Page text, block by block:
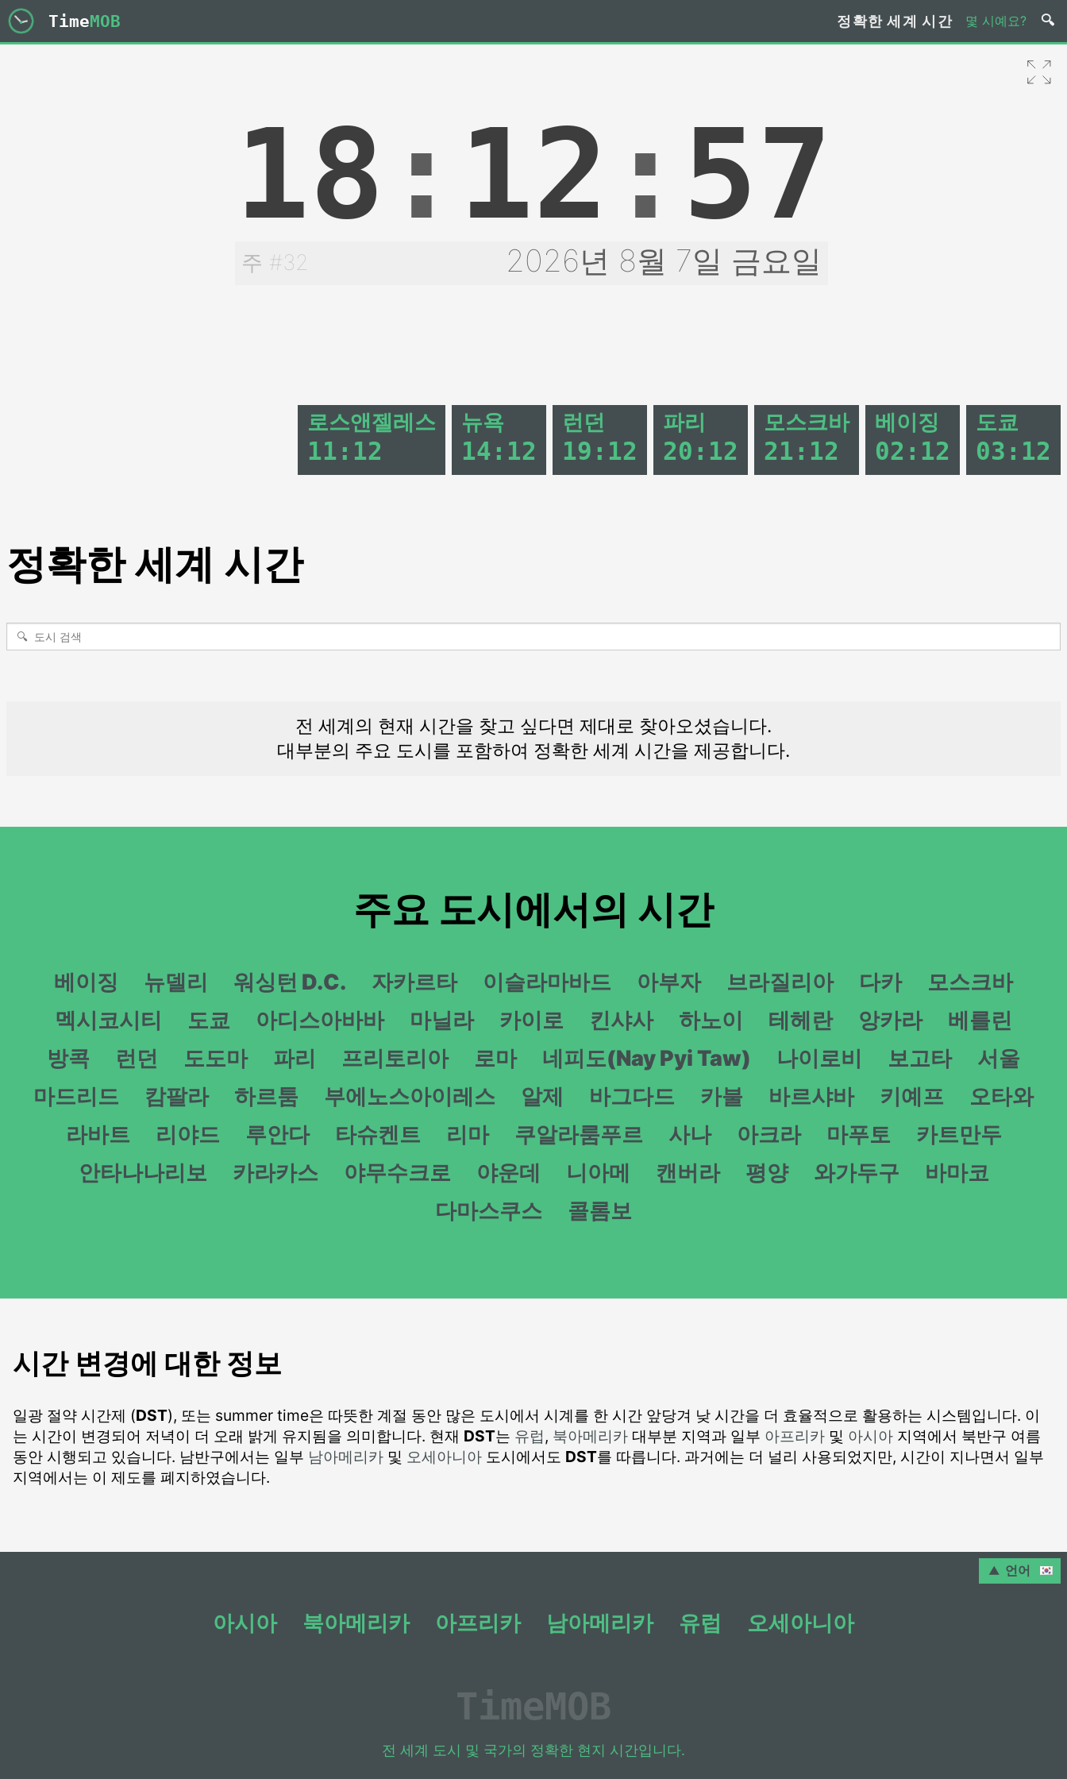
TimeMOB 정확한 세계 시간 몇 시예요?
18 : 12 : 58
주 #32 2026년 8월 7일 금요일
도쿄
03 : 12
베이징
02 : 12
모스크바
21 : 12
파리
20 : 12
런던
19 : 12
뉴욕
14 : 12
로스앤젤레스
11 : 12
정확한 세계 시간
전 세계의 현재 시간을 찾고 싶다면 제대로 찾아오셨습니다.
대부분의 주요 도시를 포함하여 정확한 세계 시간을 제공합니다.
주요 도시에서의 시간
베이징 뉴델리 워싱턴 D.C. 자카르타 이슬라마바드 아부자 브라질리아 다카
모스크바
멕시코시티
도쿄 아디스아바바 마닐라 카이로 킨샤사 하노이 테헤란 앙카라
베를린
방콕
런던 도도마 파리 프리토리아 로마 네피도(Nay Pyi Taw) 나이로비 보고타
서울
마드리드
캄팔라 하르툼 부에노스아이레스 알제 바그다드 카불 바르샤바 키예프
오타와
라바트
리야드 루안다 타슈켄트 리마 쿠알라룸푸르 사나 아크라 마푸토
카트만두
안타나나리보
카라카스 야무수크로 야운데 니아메 캔버라 평양 와가두구
바마코
다마스쿠스
콜롬보
시간 변경에 대한 정보
일광 절약 시간제 (DST), 또는 summer time은 따뜻한 계절 동안 많은 도시에서 시계를 한 시간 앞당겨 낮 시간을 더 효율적으로 활용하는 시스템입니다. 이
는 시간이 변경되어 저녁이 더 오래 밝게 유지됨을 의미합니다. 현재 DST는 유럽 , 북아메리카 대부분 지역과 일부 아프리카 및 아시아 지역에서 북반구 여름
동안 시행되고 있습니다. 남반구에서는 일부 남아메리카 및 오세아니아 도시에서도 DST를 따릅니다. 과거에는 더 널리 사용되었지만, 시간이 지나면서 일부
지역에서는 이 제도를 폐지하였습니다.
언어
아시아 북아메리카 아프리카 남아메리카 유럽 오세아니아
TimeMOB
전 세계 도시 및 국가의 정확한 현지 시간입니다.